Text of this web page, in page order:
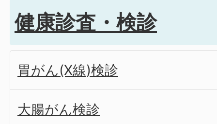
健康診査・検診
胃がん(X線)検診
大腸がん検診